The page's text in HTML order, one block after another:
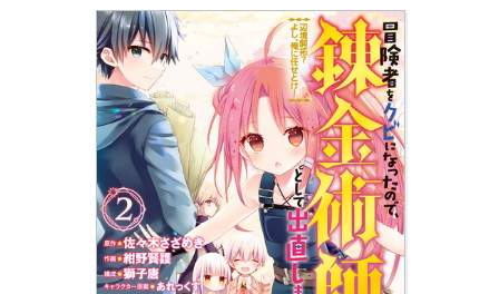
会社情報 採用情報
スクウェア・エニックス サイト内検索